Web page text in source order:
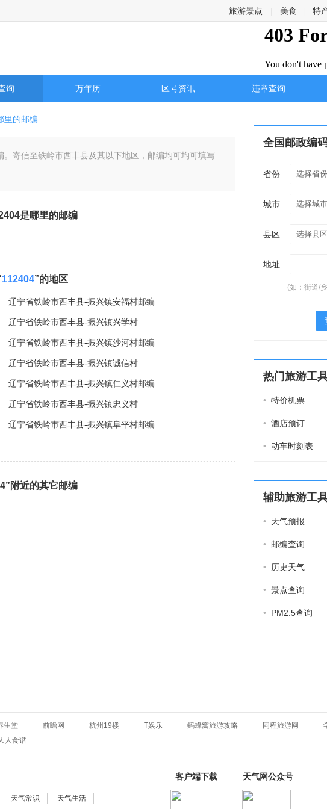
旅游景点 美食 特
询 万年历 区号资讯 违章查询
里的邮编
寄信至铁岭市西丰县及其以下地区，邮编均可均可填写
是哪里的邮编
112404”的地区
辽宁省铁岭市西丰县-振兴镇安福村邮编
辽宁省铁岭市西丰县-振兴镇兴学村
辽宁省铁岭市西丰县-振兴镇沙河村邮编
辽宁省铁岭市西丰县-振兴镇诚信村
辽宁省铁岭市西丰县-振兴镇仁义村邮编
辽宁省铁岭市西丰县-振兴镇忠义村
辽宁省铁岭市西丰县-振兴镇阜平村邮编
附近的其它邮编
全国邮政编
省份
城市
县区
地址
(如：街道/
热门旅游工
• 特价机票
• 酒店预订
• 动车时刻表
辅助旅游工
• 天气预报
• 邮编查询
• 历史天气
• 景点查询
• PM2.5查询
生堂 前瞻网 杭州19楼 T娱乐 蚂蜂窝旅游攻略 同程旅游网
人食谱
天气常识 天气生活
客户端下载 天气网公众号